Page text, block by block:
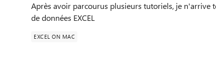
Après avoir parcourus plusieurs tutoriels, je
de données EXCEL
EXCEL ON MAC